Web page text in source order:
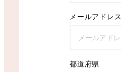
メールアドレス
都道府県